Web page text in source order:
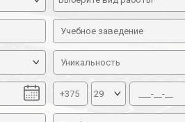
Учебное заведение